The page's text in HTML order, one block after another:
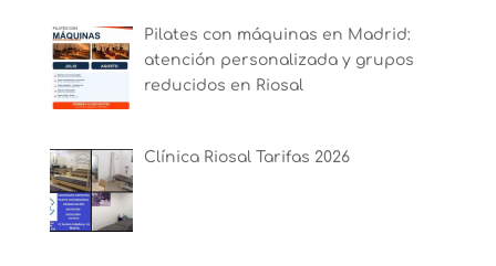
Pilates con máquinas en Madrid:
atención personalizada y grupos
reducidos en Riosal
Clínica Riosal Tarifas 2026